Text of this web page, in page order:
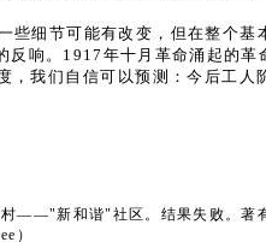
细节可能有改变，但在整个基
响。1917年十月革命涌起的革
我们自信可以预测：今后工人
村——"新和谐"社区。结果失败。著
）